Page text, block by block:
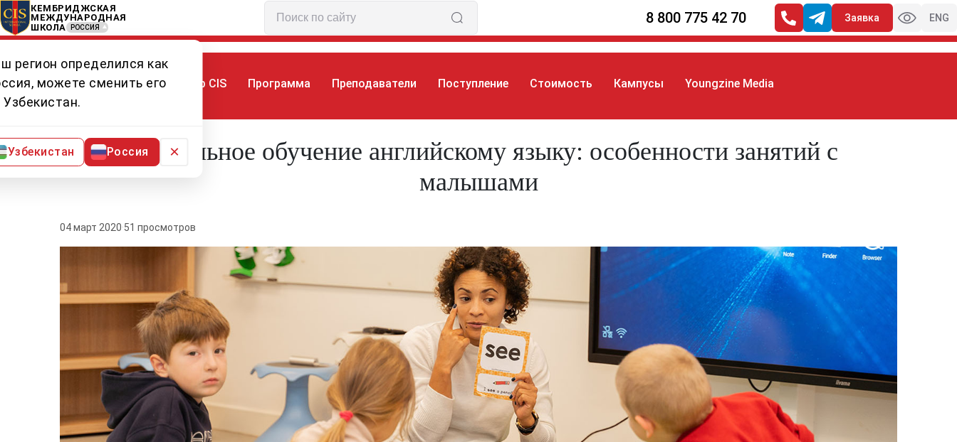
КЕМБРИДЖСКАЯ
МЕЖДУНАРОДНАЯ
ШКОЛА
РОССИЯ
регион определился как
можете сменить его
Узбекистан.
Узбекистан Россия ×
8 800 775 42 70 Заявка ENG
Мир CIS Программа Преподаватели Поступление Стоимость Кампусы Youngzine Media
Главная
Дошкольное обучение английскому языку: особенности занятий с
малышами
04 март 2020·51 просмотров